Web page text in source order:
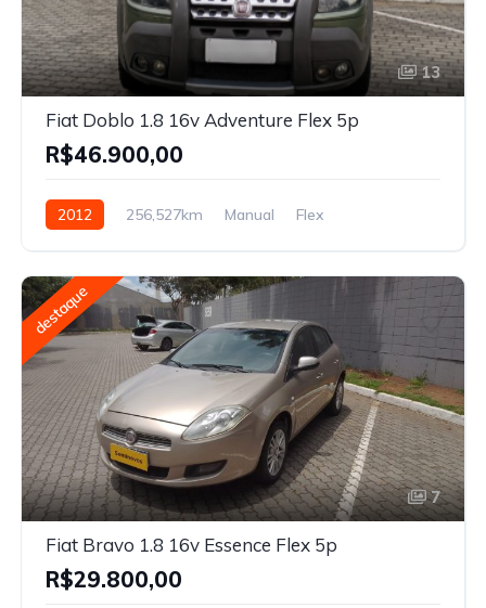
13
Fiat Doblo 1.8 16v Adventure Flex 5p
R$46.900,00
2012 256,527km Manual Flex
destaque
7
Fiat Bravo 1.8 16v Essence Flex 5p
R$29.800,00